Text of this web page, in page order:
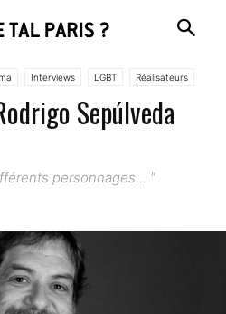
Interviews LGBT Réalisateurs
Sepúlveda
personnages... "